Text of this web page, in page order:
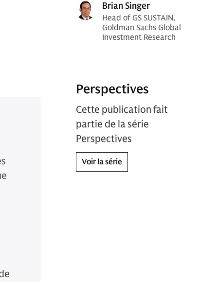
Brian Singer
Head of GS SUSTAIN,
Goldman Sachs Global
Investment Research
Perspectives
Cette publication fait
partie de la série
Perspectives
Voir la série